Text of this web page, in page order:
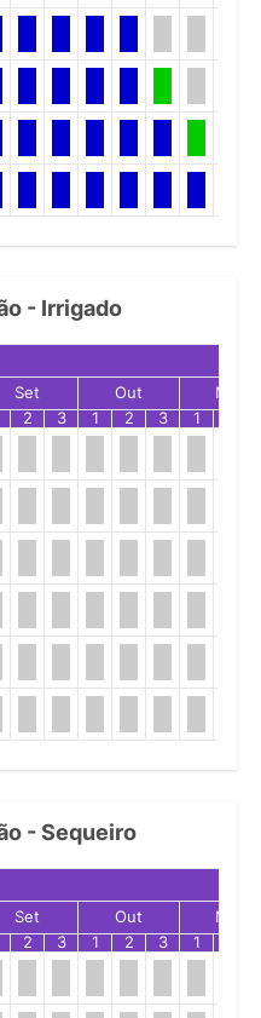
- Irrigado
Set Out
Nov
2 3 1 2 3 1
- Sequeiro
Set Out
Nov
2 3 1 2 3 1